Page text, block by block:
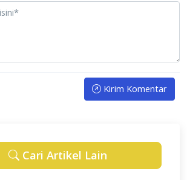
Kirim Komentar
Cari Artikel Lain